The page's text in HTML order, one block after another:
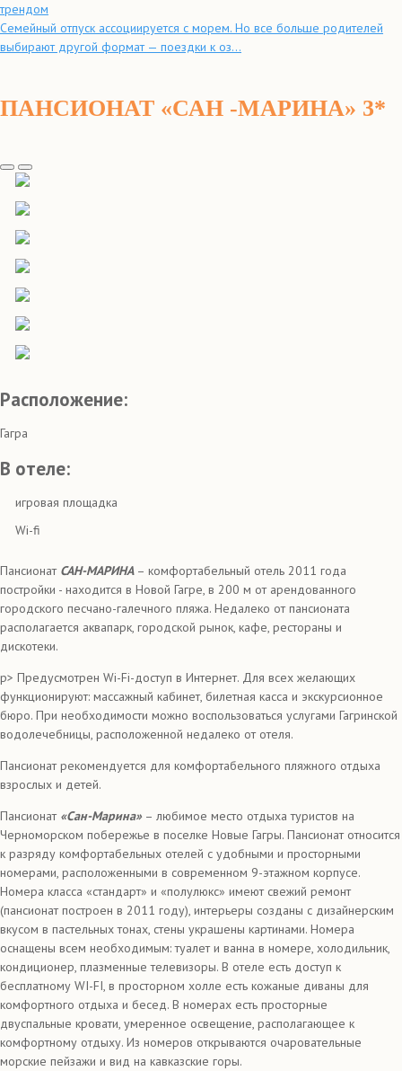
трендом
Семейный отпуск ассоциируется с морем. Но все больше родителей
выбирают другой формат — поездки к оз...
ПАНСИОНАТ «САН -МАРИНА» 3*
Расположение:
Гагра
В отеле:
игровая площадка
Wi-fi
Пансионат САН-МАРИНА– комфортабельный отель 2011 года
постройки - находится в Новой Гагре, в 200 м от арендованного
городского песчано-галечного пляжа. Недалеко от пансионата
располагается аквапарк, городской рынок, кафе, рестораны и
дискотеки.
p> Предусмотрен Wi-Fi-доступ в Интернет. Для всех желающих
функционируют: массажный кабинет, билетная касса и экскурсионное
бюро. При необходимости можно воспользоваться услугами Гагринской
водолечебницы, расположенной недалеко от отеля.
Пансионат рекомендуется для комфортабельного пляжного отдыха
взрослых и детей.
Пансионат «Сан-Марина» – любимое место отдыха туристов на
Черноморском побережье в поселке Новые Гагры. Пансионат относится
к разряду комфортабельных отелей с удобными и просторными
номерами, расположенными в современном 9-этажном корпусе.
Номера класса «стандарт» и «полулюкс» имеют свежий ремонт
(пансионат построен в 2011 году), интерьеры созданы с дизайнерским
вкусом в пастельных тонах, стены украшены картинами. Номера
оснащены всем необходимым: туалет и ванна в номере, холодильник,
кондиционер, плазменные телевизоры. В отеле есть доступ к
бесплатному WI-FI, в просторном холле есть кожаные диваны для
комфортного отдыха и бесед. В номерах есть просторные
двуспальные кровати, умеренное освещение, располагающее к
комфортному отдыху. Из номеров открываются очаровательные
морские пейзажи и вид на кавказские горы.